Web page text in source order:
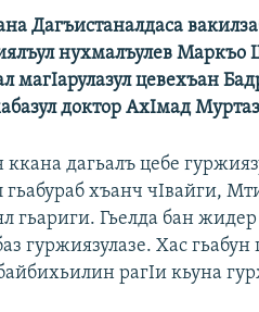
Дагъистаналдаса
нухмалъулев Маркъо
магIарулазул цевехъан
доктор АхIмад
ккана дагьалъ цебе
хъанч чIвайги,
гьариги. Гьелда бан
гуржиязулазе. Хас гьабун
рагIи кьуна